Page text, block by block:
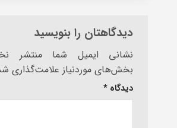
دیدگاهتان را بنویسید
نشانی ایمیل شما منتشر
بخش‌های موردنیاز علامت‌گذاری
دیدگاه *